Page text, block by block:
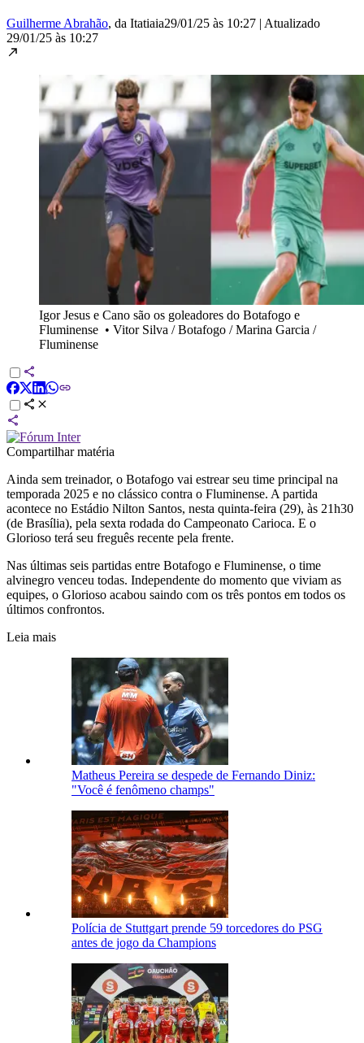
Guilherme Abrahão, da Itatiaia29/01/25 às 10:27 | Atualizado
29/01/25 às 10:27
Igor Jesus e Cano são os goleadores do Botafogo e
Fluminense • Vitor Silva / Botafogo / Marina Garcia /
Fluminense
Compartilhar matéria
Ainda sem treinador, o Botafogo vai estrear seu time principal na
temporada 2025 e no clássico contra o Fluminense. A partida
acontece no Estádio Nilton Santos, nesta quinta-feira (29), às 21h30
(de Brasília), pela sexta rodada do Campeonato Carioca. E o
Glorioso terá seu freguês recente pela frente.
Nas últimas seis partidas entre Botafogo e Fluminense, o time
alvinegro venceu todas. Independente do momento que viviam as
equipes, o Glorioso acabou saindo com os três pontos em todos os
últimos confrontos.
Leia mais
Matheus Pereira se despede de Fernando Diniz:
"Você é fenômeno champs"
Polícia de Stuttgart prende 59 torcedores do PSG
antes de jogo da Champions